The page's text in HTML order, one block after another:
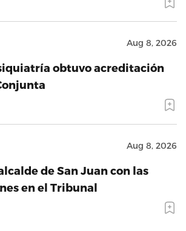
Aug 8, 2026
obtuvo acreditación
Aug 8, 2026
de San Juan con las
en el Tribunal